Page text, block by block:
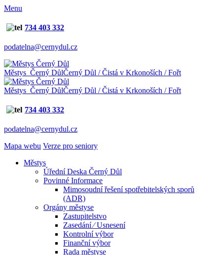
Menu
734 403 332
podatelna@cernydul.cz
Městys Černý DůlČerný Důl / Čistá v Krkonoších / Fořt
Městys Černý DůlČerný Důl / Čistá v Krkonoších / Fořt
734 403 332
podatelna@cernydul.cz
Mapa webu Verze pro seniory
Městys
Úřední Deska Černý Důl
Povinné Informace
Mimosoudní řešení spotřebitelských sporů
(ADR)
Orgány městyse
Zastupitelstvo
Zasedání ⁄ Usnesení
Kontrolní výbor
Finanční výbor
Rada městyse